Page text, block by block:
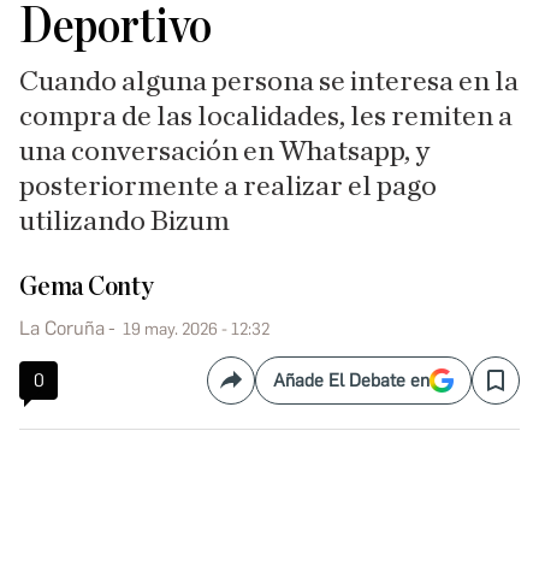
Deportivo
Cuando alguna persona se interesa en la
compra de las localidades, les remiten a
una conversación en Whatsapp, y
posteriormente a realizar el pago
utilizando Bizum
Gema Conty
La Coruña 19 may. 2026 - 12:32
0 CompartirAñade El Debate en Save